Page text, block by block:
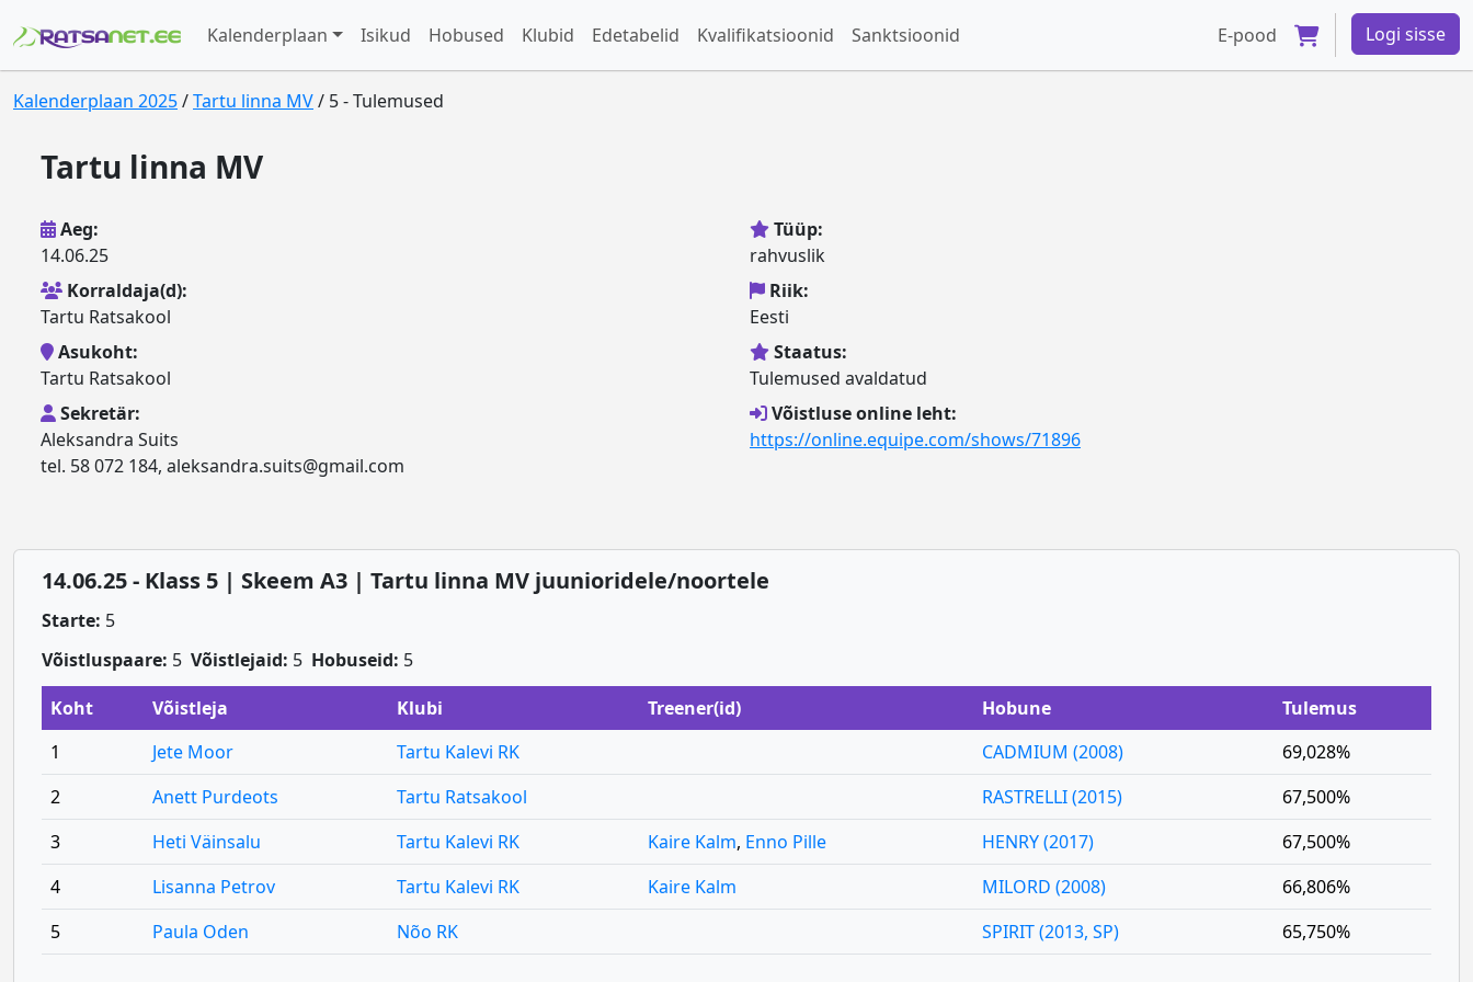
Kalenderplaan Isikud Hobused Klubid Edetabelid Kvalifikatsioonid Sanktsioonid E-pood Logi sisse
Kalenderplaan 2025/Tartu linna MV/ 5 - Tulemused
Tartu linna MV
Aeg:
14.06.25
Korraldaja(d):
Tartu Ratsakool
Asukoht:
Tartu Ratsakool
Sekretär:
Aleksandra Suits
tel. 58 072 184, aleksandra.suits@gmail.com
Tüüp:
rahvuslik
Riik:
Eesti
Staatus:
Tulemused avaldatud
Võistluse online leht:
https://online.equipe.com/shows/71896
14.06.25 - Klass 5 | Skeem A3 | Tartu linna MV juunioridele/noortele
Starte: 5
Võistluspaare: 5 Võistlejaid: 5 Hobuseid: 5
Koht
Võistleja Klubi Treener(id) Hobune
Tulemus
1
Jete Moor Tartu Kalevi RK CADMIUM (2008)
69,028%
2
Anett Purdeots Tartu Ratsakool RASTRELLI (2015)
67,500%
3
Heti Väinsalu Tartu Kalevi RK Kaire Kalm, Enno Pille HENRY (2017)
67,500%
4
Lisanna Petrov Tartu Kalevi RK Kaire Kalm MILORD (2008)
66,806%
5
Paula Oden Nõo RK SPIRIT (2013, SP) 65,750%